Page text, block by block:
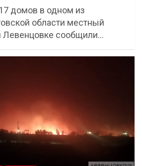
домов в одном из
области местный
Левенцовке сообщили…